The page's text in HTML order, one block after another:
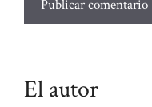
El autor